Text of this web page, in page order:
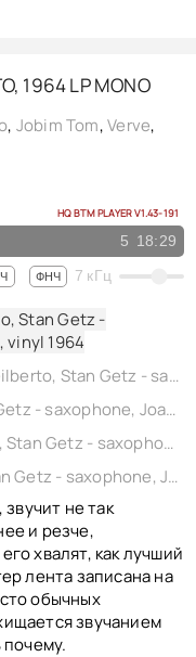
1964 LP MONO
, Jobim Tom,Verve,
HQ BTM PLAYER V1.43-191
5 18:29
ФНЧ 7 кГц
Stan Getz -
vinyl 1964
«The Girl from Ipanema» Getz / Gilberto, Stan Getz - saxophone, Joao Gilberto - vocal, Astrud Gilberto, Tom Jobim, vinyl 1964
«Doralice» Getz / Gilberto, Stan Getz - saxophone, Joao Gilberto - vocal, vinyl 1964
«Vivo Sonhando» Getz / Gilberto, Stan Getz - saxophone, Joao Gilberto - vocal, vinyl 1964
«Corcovado» Getz / Gilberto, Stan Getz - saxophone, Joao Gilberto - vocal, Astrud Gilberto, Tom Jobim, vinyl 1964
не так
и резче,
хвалят, как лучший
лента записана на
обычных
звучанием
почему.